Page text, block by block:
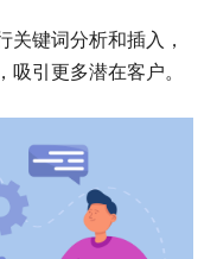
关键词分析和插入，
引更多潜在客户。